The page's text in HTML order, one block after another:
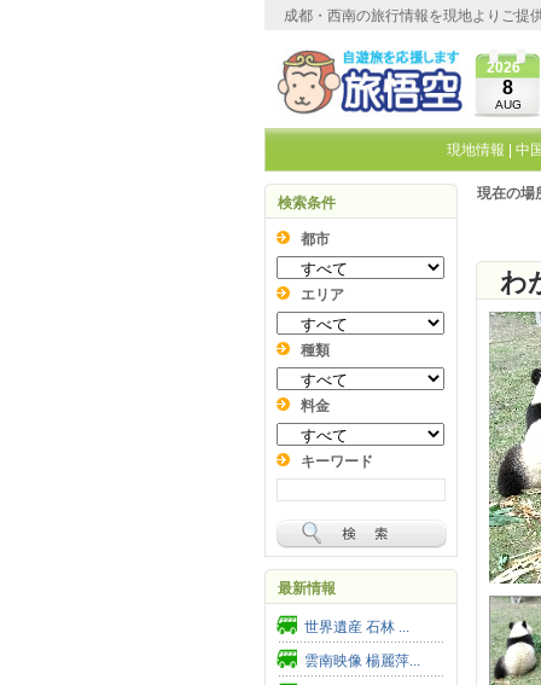
成都・西南の旅行情報を現地よりご提
2026
8
AUG
現地情報 中
検索条件
都市
エリア
種類
料金
キーワード
最新情報
世界遺産 石林 ...
雲南映像 楊麗萍...
現在の場